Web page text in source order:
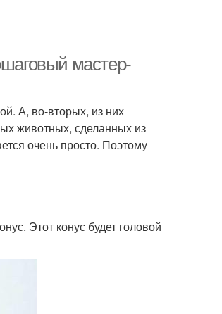
мастер-
А, во-вторых, из них
животных, сделанных из
очень просто. Поэтому
Этот конус будет головой